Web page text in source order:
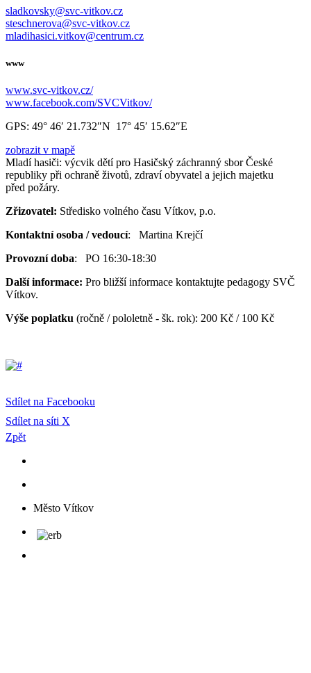
sladkovsky@svc-vitkov.cz
steschnerova@svc-vitkov.cz
mladihasici.vitkov@centrum.cz
www
www.svc-vitkov.cz/
www.facebook.com/SVCVitkov/
GPS: 49° 46′ 21.732″N 17° 45′ 15.62″E
zobrazit v mapě
Mladí hasiči: výcvik dětí pro Hasičský záchranný sbor České
republiky při ochraně životů, zdraví obyvatel a jejich majetku
před požáry.
Zřizovatel: Středisko volného času Vítkov, p.o.
Kontaktní osoba / vedoucí: Martina Krejčí
Provozní doba: PO 16:30-18:30
Další informace: Pro bližší informace kontaktujte pedagogy SVČ
Vítkov.
Výše poplatku (ročně / pololetně - šk. rok): 200 Kč / 100 Kč
Sdílet na Facebooku
Sdílet na síti X
Zpět
Město Vítkov